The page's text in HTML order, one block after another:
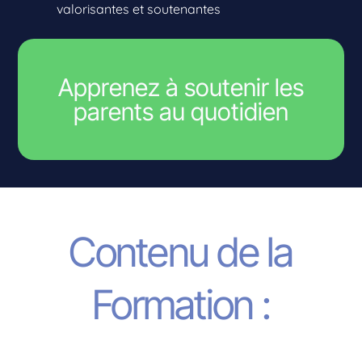
valorisantes et soutenantes
Apprenez à soutenir les
parents au quotidien
Contenu de la
Formation :